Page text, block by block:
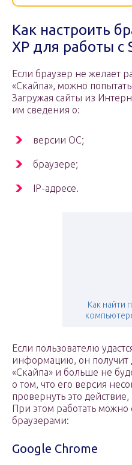
Как настроить
XP для работы с
Если браузер не желает
«Скайпа», можно
Загружая сайты из
им сведения о:
версии ОС;
браузере;
IP-адресе.
Как найти
Если пользователю
информацию, он получит
«Скайпа» и больше не
о том, что его версия
провернуть это
При этом работать
браузерами:
Google Chrome